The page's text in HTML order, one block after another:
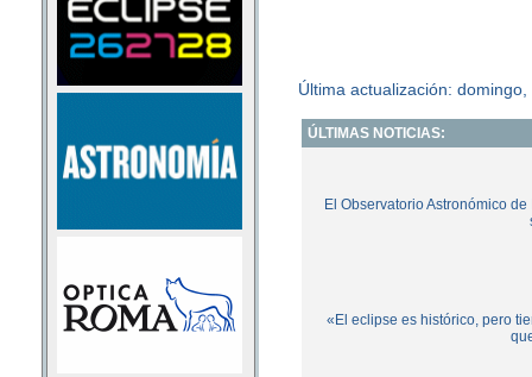
Última actualización:
ÚLTIMAS NOTICIAS:
El Observatorio Astronómico
«El eclipse es histórico, pero